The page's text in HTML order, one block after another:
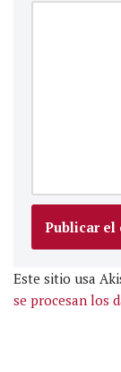
Este sitio usa
se procesan los